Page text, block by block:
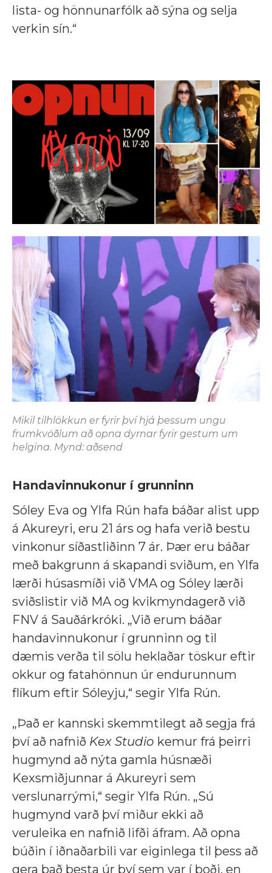
lista- og hönnunarfólk að sýna og selja
verkin sín.“
Mikil tilhlökkun er fyrir því hjá þessum ungu
frumkvöðlum að opna dyrnar fyrir gestum um
helgina. Mynd: aðsend
Handavinnukonur í grunninn
Sóley Eva og Ylfa Rún hafa báðar alist upp
á Akureyri, eru 21 árs og hafa verið bestu
vinkonur síðastliðinn 7 ár. Þær eru báðar
með bakgrunn á skapandi sviðum, en Ylfa
lærði húsasmíði við VMA og Sóley lærði
sviðslistir við MA og kvikmyndagerð við
FNV á Sauðárkróki. „Við erum báðar
handavinnukonur í grunninn og til
dæmis verða til sölu heklaðar töskur eftir
okkur og fatahönnun úr endurunnum
flíkum eftir Sóleyju,“ segir Ylfa Rún.
„Það er kannski skemmtilegt að segja frá
því að nafnið Kex Studio kemur frá þeirri
hugmynd að nýta gamla húsnæði
Kexsmiðjunnar á Akureyri sem
verslunarrými,“ segir Ylfa Rún. „Sú
hugmynd varð því miður ekki að
veruleika en nafnið lifði áfram. Að opna
búðin í iðnaðarbili var eiginlega til þess að
gera það besta úr því sem var í boði, en